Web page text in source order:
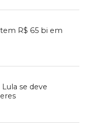
R$ 65 bi em
se deve